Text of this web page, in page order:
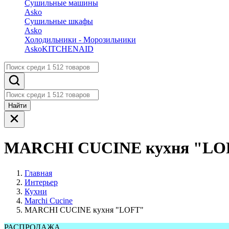
Сушильные машины
Asko
Сушильные шкафы
Asko
Холодильники - Морозильники
AskoKITCHENAID
Найти
MARCHI CUCINE кухня
Главная
Интерьер
Кухни
Marchi Cucine
MARCHI CUCINE кухня "LOFT"
РАСПРОДАЖА